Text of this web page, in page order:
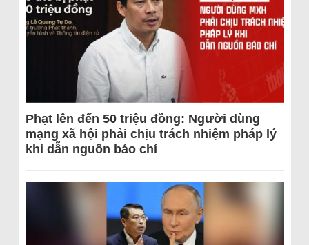
Phạt lên đến 50 triệu đồng: Người dùng
mạng xã hội phải chịu trách nhiệm pháp lý
khi dẫn nguồn báo chí